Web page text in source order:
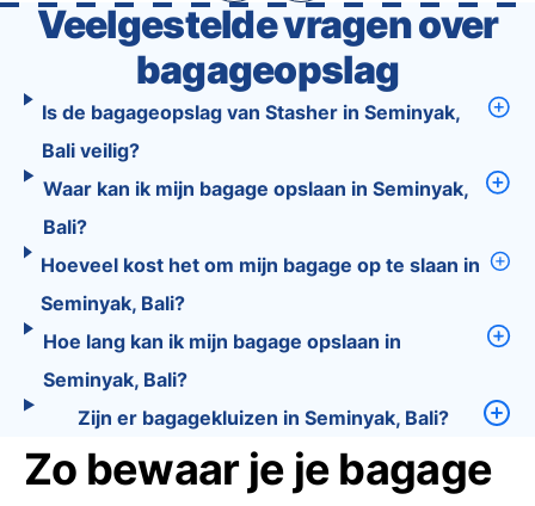
Veelgestelde vragen over
bagageopslag
Is de bagageopslag van Stasher in Seminyak,
Bali veilig?
Waar kan ik mijn bagage opslaan in Seminyak,
Bali?
Hoeveel kost het om mijn bagage op te slaan in
Seminyak, Bali?
Hoe lang kan ik mijn bagage opslaan in
Seminyak, Bali?
Zijn er bagagekluizen in Seminyak, Bali?
Zo bewaar je je bagage